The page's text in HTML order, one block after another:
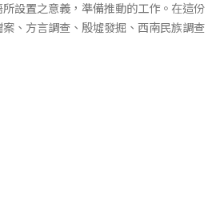
設置之意義，準備推動的工作。在這份
、方言調查、殷墟發掘、西南民族調查